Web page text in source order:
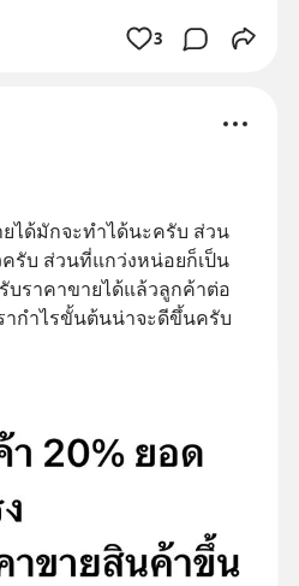
3
ยได้มักจะทำได้นะครับ ส่วน
รับ ส่วนที่แกว่งหน่อยก็เป็น
บราคาขายได้แล้วลูกค้าต่อ
ากำไรขั้นต้นน่าจะดีขึ้นครับ